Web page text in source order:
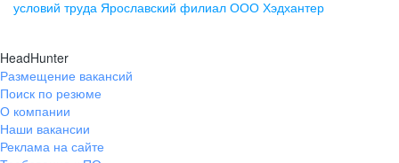
+7 843 212-12-50
Екатеринбург
ул. Боевых Дружин, стр. 20,
+7 343 226-79-99
условий труда Ярославский филиал ООО Хэдхантер
HeadHunter
Размещение вакансий
Поиск по резюме
О компании
Наши вакансии
Реклама на сайте